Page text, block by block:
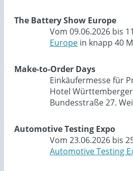
The Battery Show Europe
Vom 09.06.2026 bis
Europe in knapp 40
Make-to-Order Days
Einkäufermesse für
Hotel
Bundesstraße 27.
Automotive Testing Expo
Vom 23.06.2026 bis
Automotive Testing